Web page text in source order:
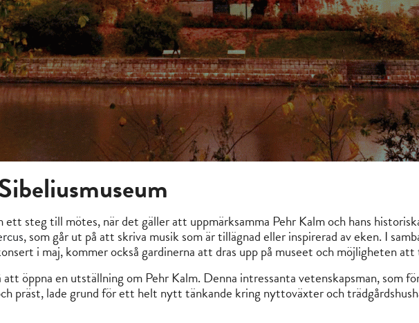
ett steg till mötes, när det gäller att uppmärksamma Pehr Kalm och hans
, som går ut på att skriva musik som är tillägnad eller inspirerad av eken. I
i maj, kommer också gardinerna att dras upp på museet och möjligheten
öppna en utställning om Pehr Kalm. Denna intressanta vetenskapsman, som
präst, lade grund för ett helt nytt tänkande kring nyttoväxter och